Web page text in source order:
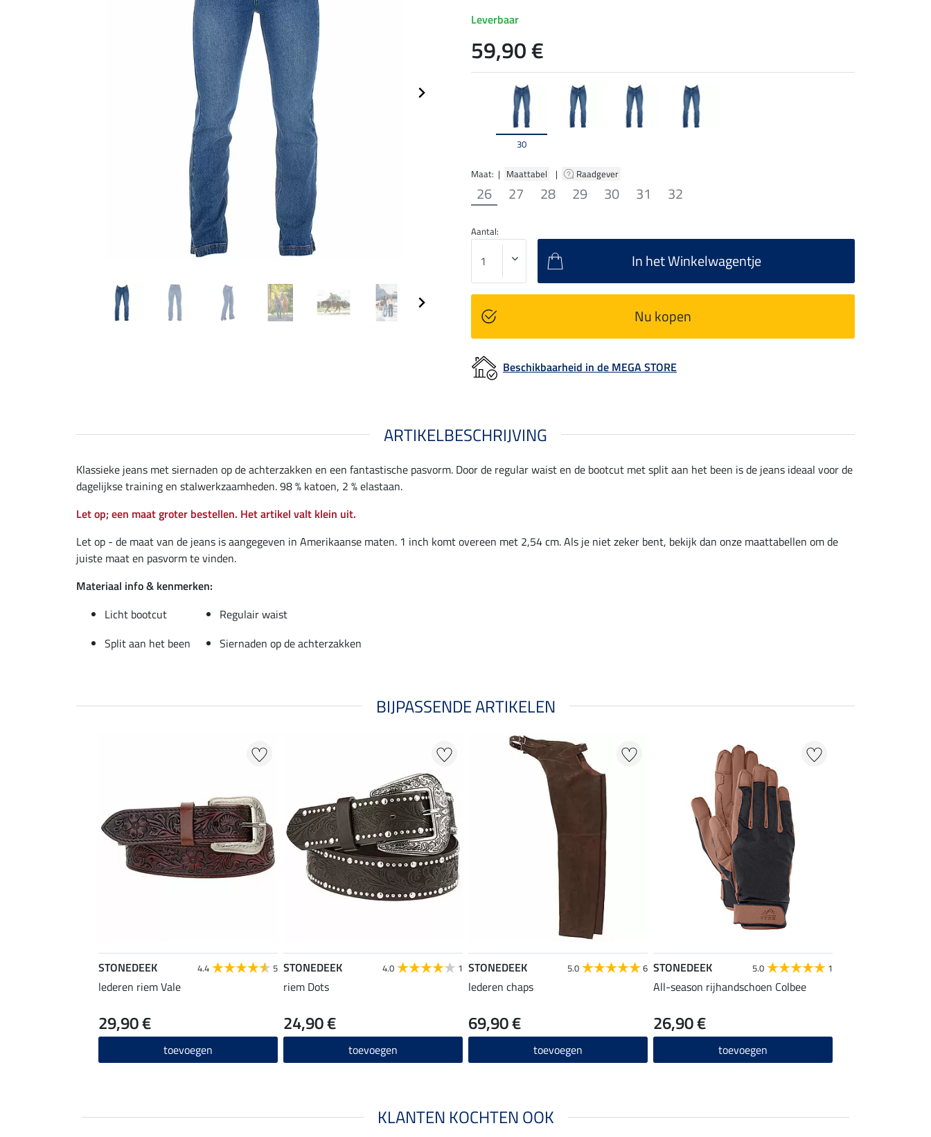
30
Maat: | Maattabel | Raadgever
26 27 28 29 30 31 32
Leverbaar
59,90 €
Aantal:
In het Winkelwagentje
Nu kopen
Beschikbaarheid in de MEGA STORE
ARTIKELBESCHRIJVING
Klassieke jeans met siernaden op de achterzakken en een fantastische pasvorm. Door de regular waist en de bootcut met split aan het been is de jeans ideaal voor de
dagelijkse training en stalwerkzaamheden. 98 % katoen, 2 % elastaan.
Let op; een maat groter bestellen. Het artikel valt klein uit.
Let op - de maat van de jeans is aangegeven in Amerikaanse maten. 1 inch komt overeen met 2,54 cm. Als je niet zeker bent, bekijk dan onze maattabellen om de
juiste maat en pasvorm te vinden.
Materiaal info & kenmerken:
Licht bootcut
Regulair waist
Split aan het been
Siernaden op de achterzakken
BIJPASSENDE ARTIKELEN
STONEDEEK 4.4 5
lederen riem Vale
29,90 €
toevoegen
STONEDEEK 4.0 1
riem Dots
24,90 €
toevoegen
STONEDEEK 5.0 6
lederen chaps
69,90 €
toevoegen
STONEDEEK 5.0 1
All-season rijhandschoen Colbee
26,90 €
toevoegen
KLANTEN KOCHTEN OOK